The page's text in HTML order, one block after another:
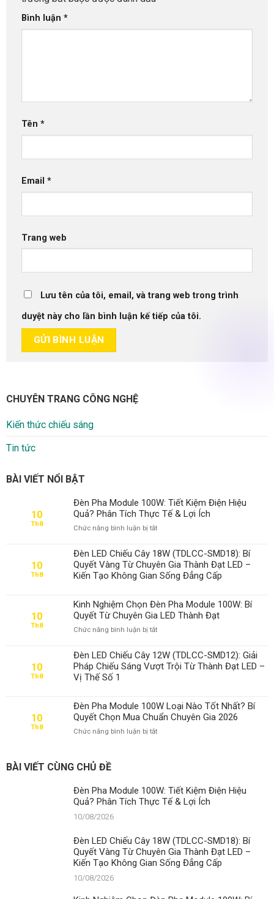
Bình luận *
Tên *
Email *
Trang web
Lưu tên của tôi, email, và trang web trong trình
duyệt này cho lần bình luận kế tiếp của tôi.
CHUYÊN TRANG CÔNG NGHỆ
Kiến thức chiếu sáng
Tin tức
BÀI VIẾT NỔI BẬT
10
Th8
Đèn Pha Module 100W: Tiết Kiệm Điện Hiệu
Quả? Phân Tích Thực Tế & Lợi Ích
Chức năng bình luận bị tắtở
Pha
Module
100W:
Tiết
Điện
Hiệu
Quả?
Phân
Thực
Tế
&
10
Th8
Đèn LED Chiếu Cây 18W (TDLCC-SMD18): Bí
Quyết Vàng Từ Chuyên Gia Thành Đạt LED –
Kiến Tạo Không Gian Sống Đẳng Cấp
10
Th8
Kinh Nghiệm Chọn Đèn Pha Module 100W: Bí
Quyết Từ Chuyên Gia LED Thành Đạt
Chức năng bình luận bị tắtở
Nghiệm
Chọn
Đèn
100W:
Bí
Quyết
Từ
Đạt
10
Th8
Đèn LED Chiếu Cây 12W (TDLCC-SMD12): Giải
Pháp Chiếu Sáng Vượt Trội Từ Thành Đạt LED –
Vị Thế Số 1
10
Th8
Đèn Pha Module 100W Loại Nào Tốt Nhất? Bí
Quyết Chọn Mua Chuẩn Chuyên Gia 2026
Chức năng bình luận bị tắtở
Nào
Tốt
Chọn
Mua
Chuẩn
BÀI VIẾT CÙNG CHỦ ĐỀ
Đèn Pha Module 100W: Tiết Kiệm Điện Hiệu
Quả? Phân Tích Thực Tế & Lợi Ích
10/08/2026
Đèn LED Chiếu Cây 18W (TDLCC-SMD18): Bí
Quyết Vàng Từ Chuyên Gia Thành Đạt LED –
Kiến Tạo Không Gian Sống Đẳng Cấp
10/08/2026